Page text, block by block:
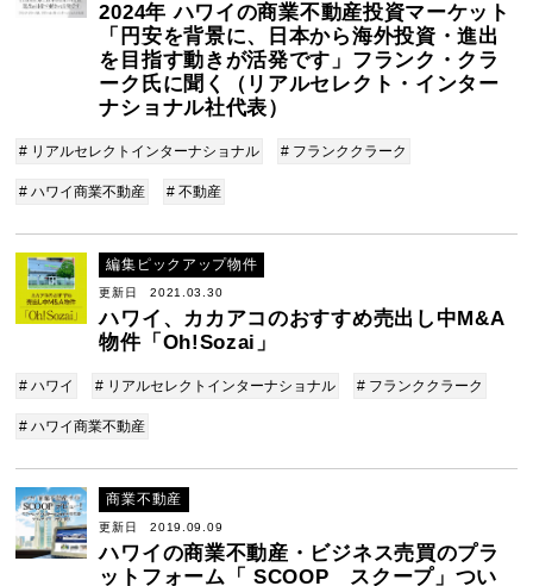
2024年 ハワイの商業不動産投資マーケット
「円安を背景に、日本から海外投資・進出
を目指す動きが活発です」フランク・クラ
ーク氏に聞く（リアルセレクト・インター
ナショナル社代表）
# リアルセレクトインターナショナル # フランククラーク
# ハワイ商業不動産 # 不動産
編集ピックアップ物件
更新日 2021.03.30
ハワイ、カカアコのおすすめ売出し中M&A
物件「Oh!Sozai」
# ハワイ # リアルセレクトインターナショナル # フランククラーク
# ハワイ商業不動産
商業不動産
更新日 2019.09.09
ハワイの商業不動産・ビジネス売買のプラ
ットフォーム「 SCOOP スクープ」つい